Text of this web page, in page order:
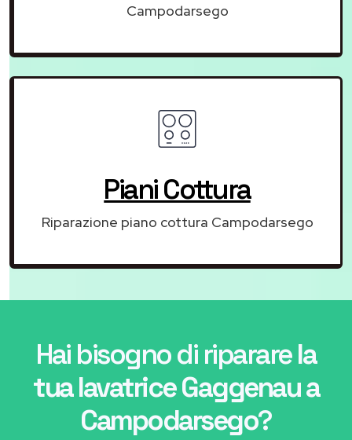
Campodarsego
Piani Cottura
Riparazione piano cottura Campodarsego
Hai bisogno di ripararela
tua lavatrice Gaggenau a
Campodarsego?